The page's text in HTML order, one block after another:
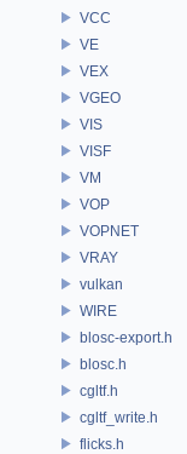
VCC
VE
VEX
VGEO
VIS
VISF
VM
VOP
VOPNET
VRAY
vulkan
WIRE
blosc-export.h
blosc.h
cgltf.h
cgltf_write.h
flicks.h